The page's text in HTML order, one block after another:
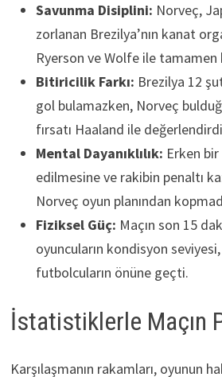
Savunma Disiplini: Norveç,
zorlanan Brezilya’nın kanat
Ryerson ve Wolfe ile
Bitiricilik Farkı: Brezilya 12
gol bulamazken, Norveç
fırsatı Haaland ile
Mental Dayanıklılık: Erken
edilmesine ve rakibin penaltı
Norveç oyun planından
Fiziksel Güç: Maçın son 15
oyuncuların kondisyon
futbolcuların önüne geçti.
İstatistiklerle Maçın
Karşılaşmanın rakamları, oyunun